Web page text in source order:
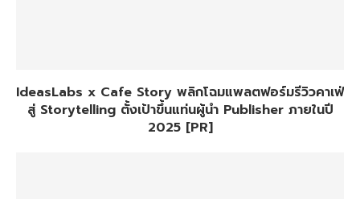
IdeasLabs x Cafe Story พลิกโฉมแพลตฟอร์มรีวิวคาเฟ่
สู่ Storytelling ตั้งเป้าขึ้นแท่นผู้นำ Publisher ภายในปี
2025 [PR]